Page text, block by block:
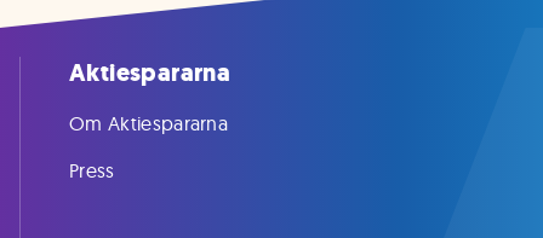
Aktiespararna
Om Aktiespararna
Press